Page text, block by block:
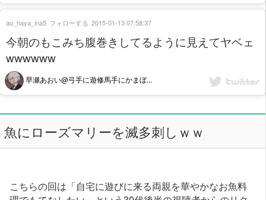
今朝のもこみち腹巻きしてるように見えてヤベェ
wwwwww
早瀬あおい@弓手に遊修馬手にかまぼ...
ao_haya_ina5 フォローする 2015-01-13 07:58:37
魚にローズマリーを滅多刺しｗｗ
こちらの回は「自宅に遊びに来る両親を華やかなお魚料